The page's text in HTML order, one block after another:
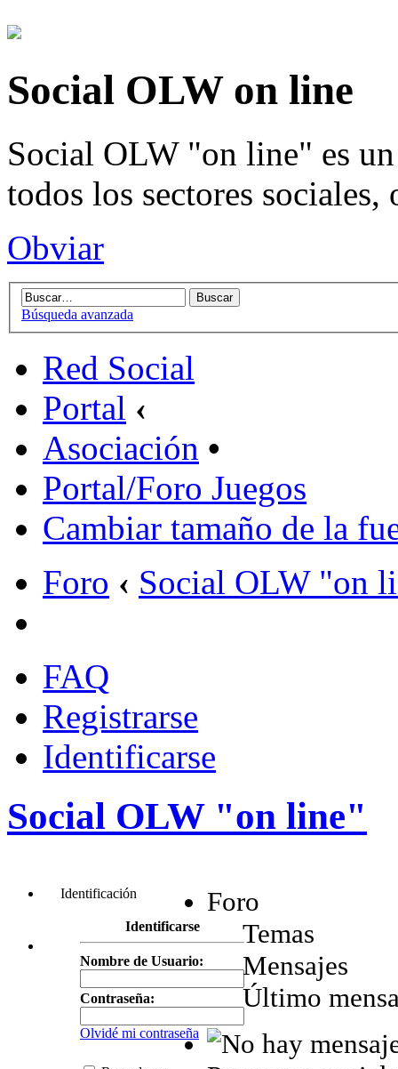
Social OLW on line
Social OLW "on line" es
todos los sectores sociales,
Obviar
Búsqueda avanzada
Red Social
Portal ‹
Asociación •
Portal/Foro Juegos
Cambiar tamaño de la
Foro ‹ Social OLW "on
FAQ
Registrarse
Identificarse
Social OLW "on line"
Identificación
Identificarse
Nombre de Usuario:
Contraseña:
Olvidé mi contraseña
Foro
Temas
Mensajes
Último